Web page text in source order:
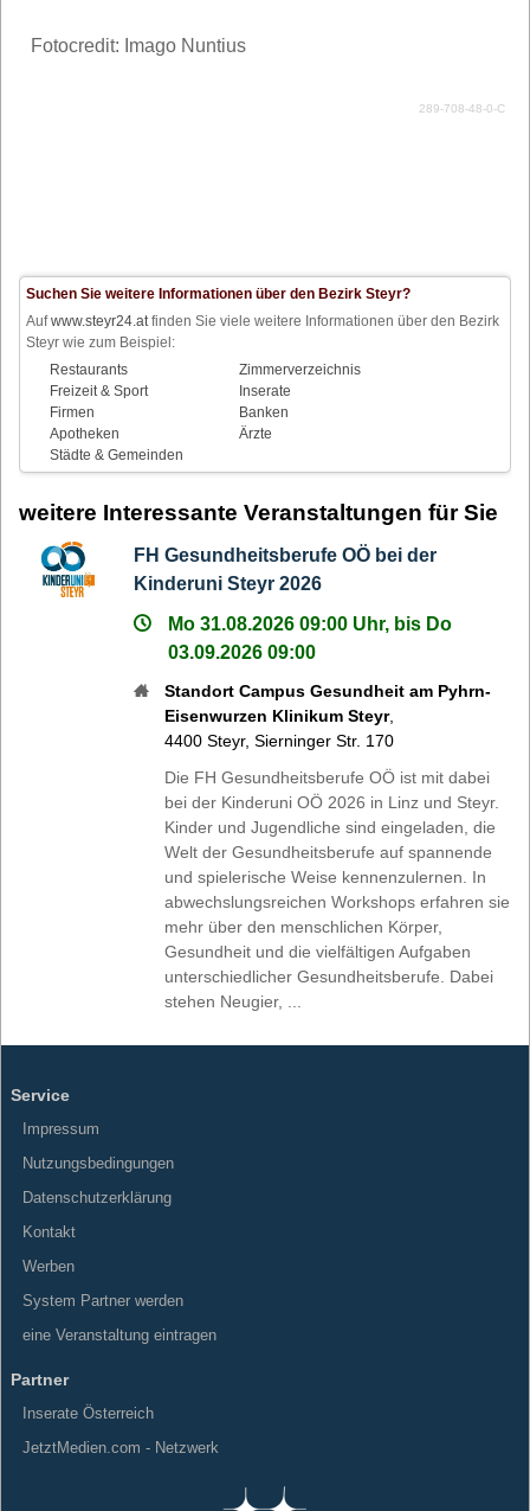
Fotocredit: Imago Nuntius
289-708-48-0-C
Suchen Sie weitere Informationen über den Bezirk Steyr?
Aufwww.steyr24.atfinden Sie viele weitere Informationen über den Bezirk
Steyr wie zum Beispiel:
Restaurants
Zimmerverzeichnis
Freizeit & Sport
Inserate
Firmen
Banken
Apotheken
Ärzte
Städte & Gemeinden
weitere Interessante Veranstaltungen für Sie
FH Gesundheitsberufe OÖ bei der
Kinderuni Steyr 2026
Mo 31.08.2026 09:00 Uhr, bis Do
03.09.2026 09:00
Standort Campus Gesundheit am Pyhrn-
Eisenwurzen Klinikum Steyr,
4400 Steyr,Sierninger Str. 170
Die FH Gesundheitsberufe OÖ ist mit dabei
bei der Kinderuni OÖ 2026 in Linz und Steyr.
Kinder und Jugendliche sind eingeladen, die
Welt der Gesundheitsberufe auf spannende
und spielerische Weise kennenzulernen. In
abwechslungsreichen Workshops erfahren sie
mehr über den menschlichen Körper,
Gesundheit und die vielfältigen Aufgaben
unterschiedlicher Gesundheitsberufe. Dabei
stehen Neugier, ...
Service
Impressum
Nutzungsbedingungen
Datenschutzerklärung
Kontakt
Werben
System Partner werden
eine Veranstaltung eintragen
Partner
Inserate Österreich
JetztMedien.com - Netzwerk